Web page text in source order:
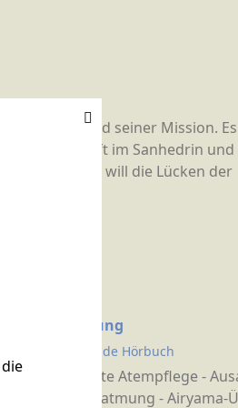
Leben und seiner Mission.
Mitgliedschaft im Sanhedrin und
und will die Lücken der
Einleitung
Atemkunde Hörbuch
Bewusste Atempflege -
Übung - Einatmung - Airyama-